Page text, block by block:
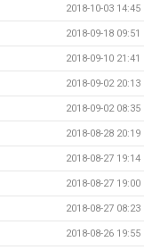
2018-10-03 14:45
2018-09-18 09:51
2018-09-10 21:41
2018-09-02 20:13
2018-09-02 08:35
2018-08-28 20:19
2018-08-27 19:14
2018-08-27 19:00
2018-08-27 08:23
2018-08-26 19:55